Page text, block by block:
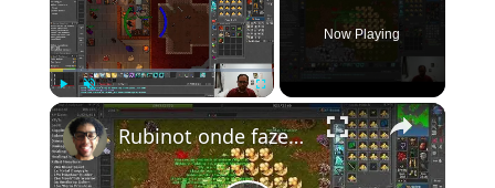
Play Unmute Fullscreen
Now Playing
Rubinot onde fazer a Task de Oramond